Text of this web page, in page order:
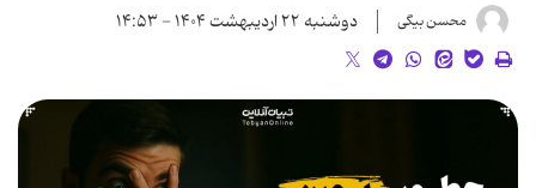
محسن بیگی دوشنبه ۲۲ اردیبهشت ۱۴۰۴ - ۱۴:۵۳